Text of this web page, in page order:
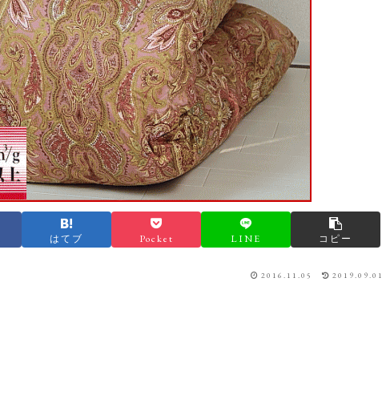
はてブ Pocket LINE コピー
2016.11.05 2019.09.01